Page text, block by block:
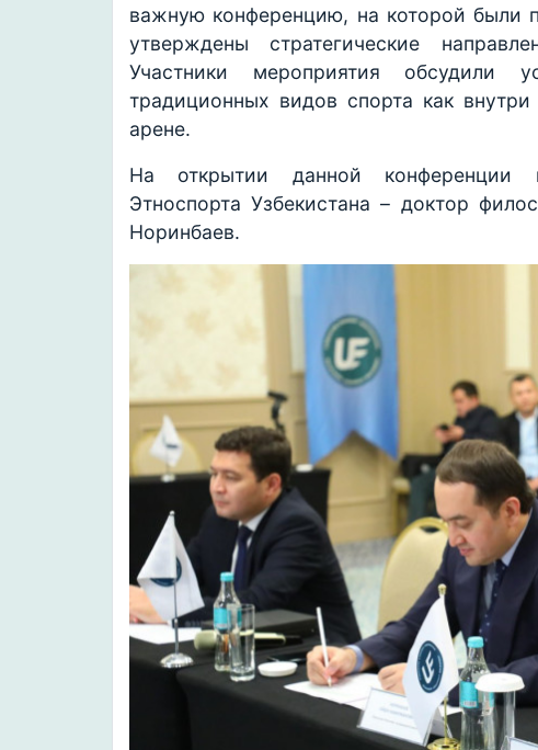
важную конференцию, на которой были
утверждены стратегические
Участники мероприятия
традиционных видов спорта как
арене.
На открытии данной конференции
Этноспорта Узбекистана – доктор
Норинбаев.